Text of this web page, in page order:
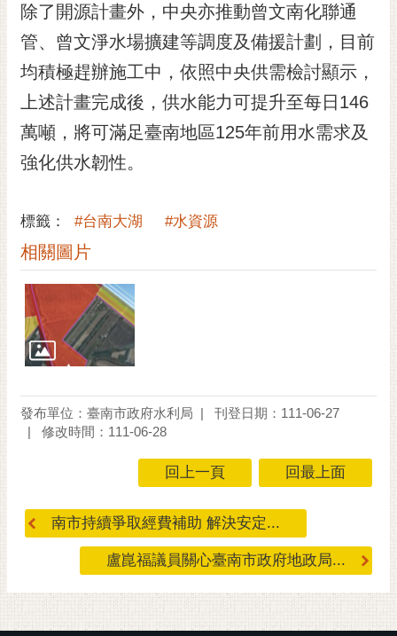
市
民
信
箱
English
日
本
隱
私
權
及
安
全
政
策
網
站
資
宣
告
府
交
除了開源計畫外，中央亦推動曾文南化聯通
管、曾文淨水場擴建等調度及備援計劃，目前
均積極趕辦施工中，依照中央供需檢討顯示，
上述計畫完成後，供水能力可提升至每日146
萬噸，將可滿足臺南地區125年前用水需求及
強化供水韌性。
標籤： #台南大湖 #水資源
相關圖片
發布單位：臺南市政府水利局
刊登日期：111-06-27
修改時間：111-06-28
回上一頁 回最上面
南市持續爭取經費補助 解決安定...
盧崑福議員關心臺南市政府地政局...